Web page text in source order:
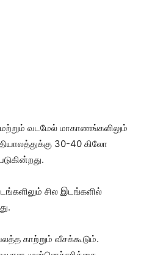
மற்றும் வடமேல் மாகாணங்களிலும்
30-40 கிலோ
சில இடங்களில்
காற்றும் வீசக்கூடும்.